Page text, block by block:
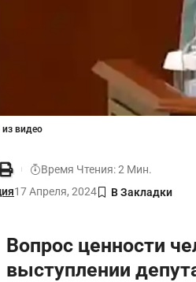
из видео
17 Апреля, 2024
Время Чтения: 2 Мин.
Вопрос ценности
выступлении